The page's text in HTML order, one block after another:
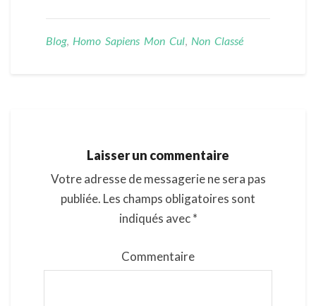
Blog, Homo Sapiens Mon Cul, Non Classé
Laisser un commentaire
Votre adresse de messagerie ne sera pas
publiée. Les champs obligatoires sont
indiqués avec*
Commentaire